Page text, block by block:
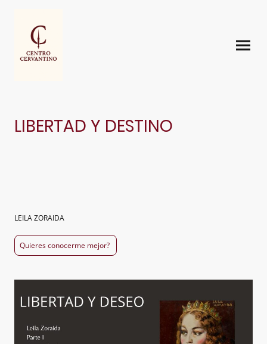
LIBERTAD Y DESTINO
LEILA ZORAIDA
Quieres conocerme mejor?